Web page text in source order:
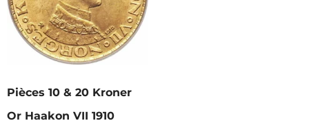
Pièces 10 & 20 Kroner
Or Haakon VII 1910